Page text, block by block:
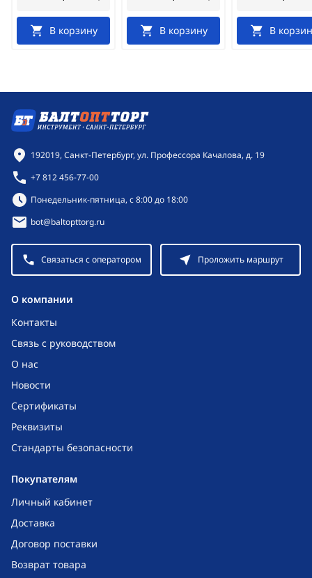
В корзину В корзину В
O компании
Контакты
Связь с руководством
О нас
Новости
Сертификаты
Реквизиты
Стандарты безопасности
Покупателям
Личный кабинет
Доставка
Договор поставки
Возврат товара
Контактная информация
192019, Санкт-Петербург, ул. Профессора Качалова, д. 19
+7 812 456-77-00
Режим работы:
Понедельник-пятница, с 8:00 до 18:00
bot@baltopttorg.ru
Связаться с оператором Проложить маршрут